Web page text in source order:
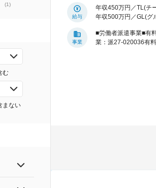
(1)
む
まない
給与
年収450万円／TL(チ
年収500万円／GL(グ
事業
■労働者派遣事業■有
業：派27-020036有